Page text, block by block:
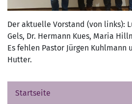
Der aktuelle Vorstand (von links):
Gels, Dr. Hermann Kues, Maria
Es fehlen Pastor Jürgen Kuhlmann
Hutter.
Startseite